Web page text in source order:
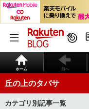
ホーム 前へ
丘の上のタバサ
カテゴリ別記事一覧